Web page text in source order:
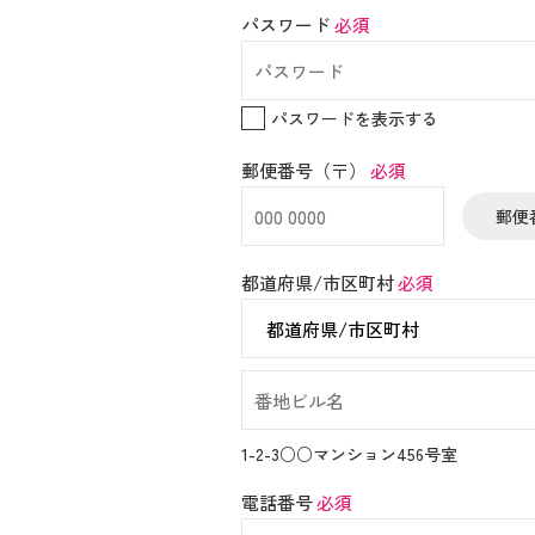
パスワード必須
パスワードを表示する
郵便番号（〒） 必須
郵便
都道府県/市区町村必須
1-2-3○○マンション456号室
電話番号必須